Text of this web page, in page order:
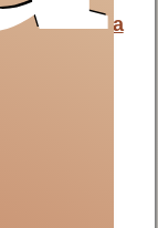
Cascinazza